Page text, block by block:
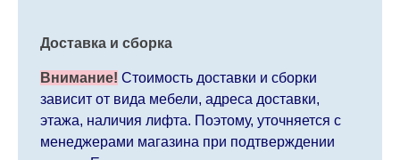
Доставка и сборка
Внимание! Стоимость доставки и сборки
зависит от вида мебели, адреса доставки,
этажа, наличия лифта. Поэтому, уточняется с
менеджерами магазина при подтверждении